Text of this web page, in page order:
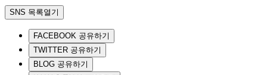
SNS 목록열기
FACEBOOK 공유하기
TWITTER 공유하기
BLOG 공유하기